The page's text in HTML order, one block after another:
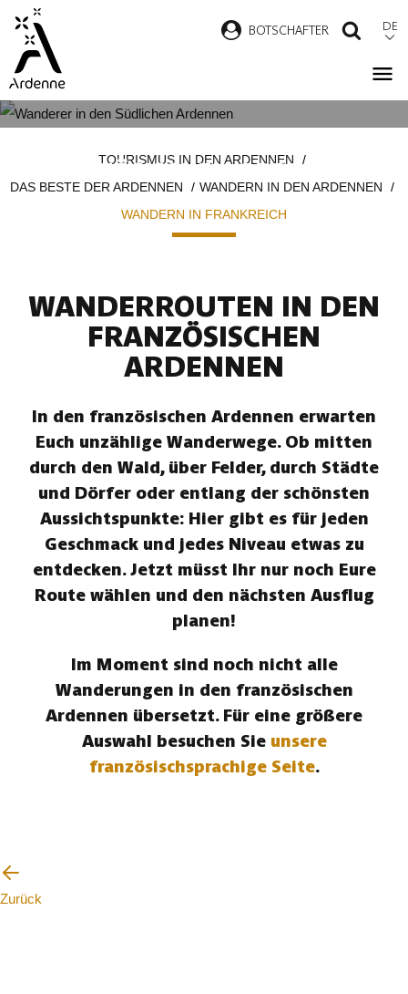
Direkt
zum
Inhalt
BOTSCHAFTER DE
FRANZÖSISCHEN ARDENNEN
TOURISMUS IN DEN ARDENNEN
DAS BESTE DER ARDENNEN
WANDERN IN DEN ARDENNEN
WANDERN IN FRANKREICH
WANDERROUTEN IN DEN
FRANZÖSISCHEN
ARDENNEN
In den französischen Ardennen erwarten
Euch unzählige Wanderwege. Ob mitten
durch den Wald, über Felder, durch Städte
und Dörfer oder entlang der schönsten
Aussichtspunkte: Hier gibt es für jeden
Geschmack und jedes Niveau etwas zu
entdecken. Jetzt müsst Ihr nur noch Eure
Route wählen und den nächsten Ausflug
planen!
Im Moment sind noch nicht alle
Wanderungen in den französischen
Ardennen übersetzt. Für eine größere
Auswahl besuchen Sie unsere
französischsprachige Seite.
Zurück